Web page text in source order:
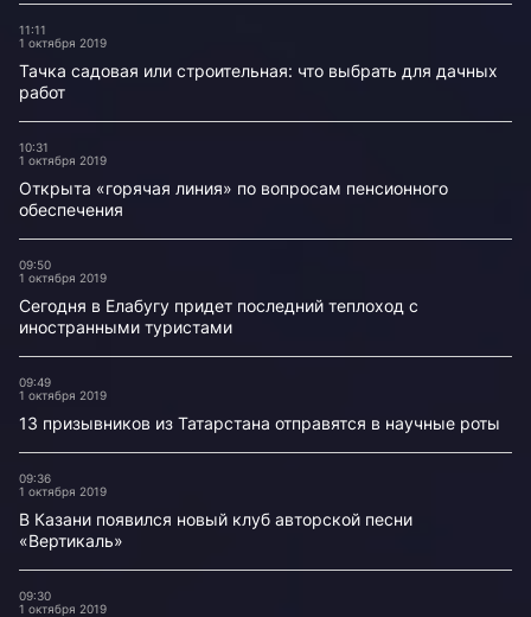
11:11
1 октября 2019
Тачка садовая или строительная: что выбрать для дачных
работ
10:31
1 октября 2019
Открыта «горячая линия» по вопросам пенсионного
обеспечения
09:50
1 октября 2019
Сегодня в Елабугу придет последний теплоход с
иностранными туристами
09:49
1 октября 2019
13 призывников из Татарстана отправятся в научные роты
09:36
1 октября 2019
В Казани появился новый клуб авторской песни
«Вертикаль»
09:30
1 октября 2019